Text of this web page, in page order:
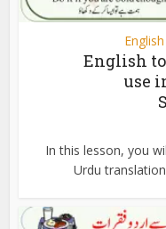
English
use
In this lesson, you
Urdu